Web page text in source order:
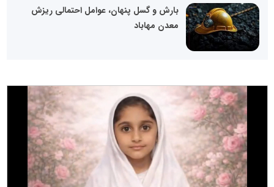
بارش و گسل پنهان، عوامل احتمالی ریزش
معدن مهاباد